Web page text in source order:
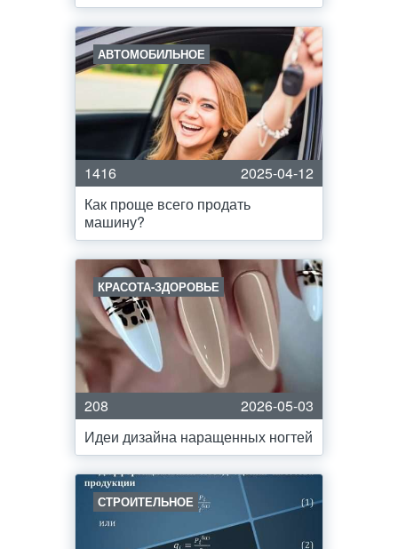
АВТОМОБИЛЬНОЕ
1416
2025-04-12
Как проще всего продать
машину?
КРАСОТА-ЗДОРОВЬЕ
208
2026-05-03
Идеи дизайна наращенных ногтей
СТРОИТЕЛЬНОЕ